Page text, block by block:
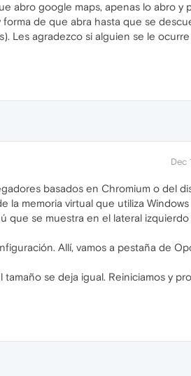
abro google maps, apenas lo abro y
de que abra hasta que se
Les agradezco si alguien se le
Dec
basados en Chromium o del
memoria virtual que utiliza Windows
que se muestra en el lateral
Allí, vamos a pestaña de
se deja igual. Reiniciamos y